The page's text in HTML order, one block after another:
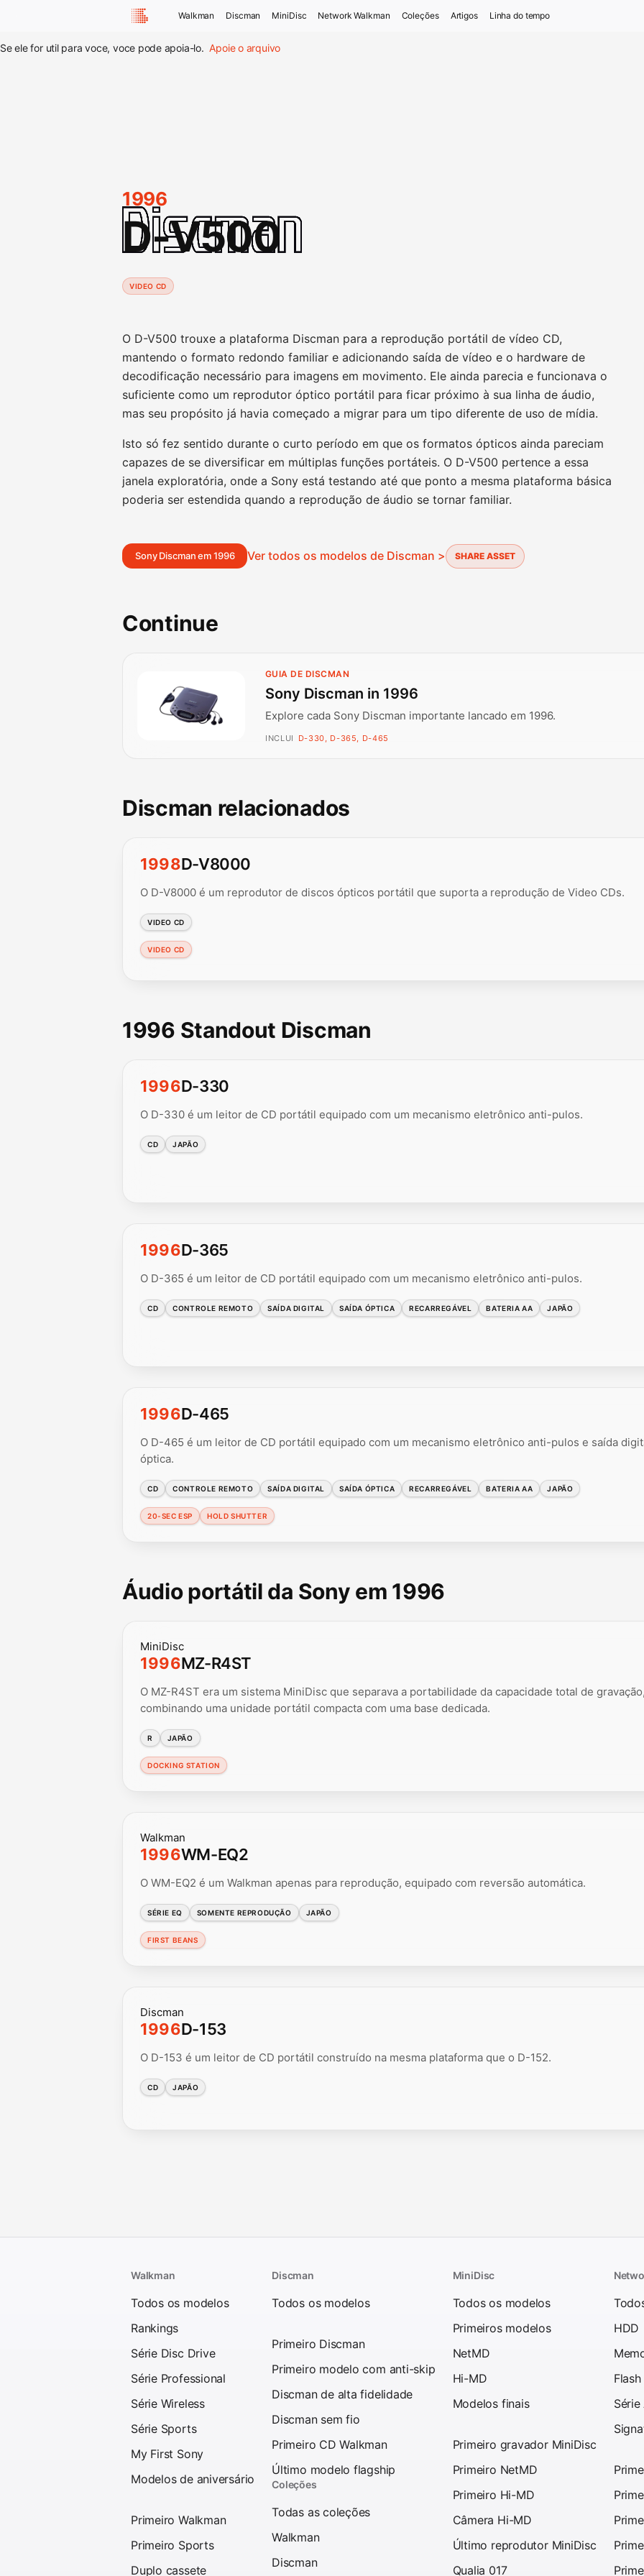
Walkman Discman MiniDisc Network Walkman Coleções Artigos Linha do tempo
Se ele for util para voce, voce pode apoia-lo. Apoie o arquivo
1996
D-V500
VIDEO CD
O D-V500 trouxe a plataforma Discman para a reprodução portátil de vídeo CD,
mantendo o formato redondo familiar e adicionando saída de vídeo e o hardware de
decodificação necessário para imagens em movimento. Ele ainda parecia e funcionava o
suficiente como um reprodutor óptico portátil para ficar próximo à sua linha de áudio,
mas seu propósito já havia começado a migrar para um tipo diferente de uso de mídia.
Isto só fez sentido durante o curto período em que os formatos ópticos ainda pareciam
capazes de se diversificar em múltiplas funções portáteis. O D-V500 pertence a essa
janela exploratória, onde a Sony está testando até que ponto a mesma plataforma básica
poderia ser estendida quando a reprodução de áudio se tornar familiar.
Sony Discman em 1996 Ver todos os modelos de Discman > SHARE ASSET
Continue
GUIA DE DISCMAN
Sony Discman in 1996
Explore cada Sony Discman importante lancado em 1996.
INCLUI D-330, D-365, D-465
Discman relacionados
1998D-V8000
O D-V8000 é um reprodutor de discos ópticos portátil que suporta a reprodução de Video CDs.
VIDEO CD
VIDEO CD
1996 Standout Discman
1996D-330
O D-330 é um leitor de CD portátil equipado com um mecanismo eletrônico anti-pulos.
CD JAPÃO
1996D-365
O D-365 é um leitor de CD portátil equipado com um mecanismo eletrônico anti-pulos.
CD CONTROLE REMOTO SAÍDA DIGITAL SAÍDA ÓPTICA RECARREGÁVEL BATERIA AA JAPÃO
1996D-465
O D-465 é um leitor de CD portátil equipado com um mecanismo eletrônico anti-pulos e saída
óptica.
CD CONTROLE REMOTO SAÍDA DIGITAL SAÍDA ÓPTICA RECARREGÁVEL BATERIA AA JAPÃO
20-SEC ESP HOLD SHUTTER
Áudio portátil da Sony em 1996
MiniDisc
1996MZ-R4ST
O MZ-R4ST era um sistema MiniDisc que separava a portabilidade da capacidade total de
combinando uma unidade portátil compacta com uma base dedicada.
R JAPÃO
DOCKING STATION
Walkman
1996WM-EQ2
O WM-EQ2 é um Walkman apenas para reprodução, equipado com reversão automática.
SÉRIE EQ SOMENTE REPRODUÇÃO JAPÃO
FIRST BEANS
Discman
1996D-153
O D-153 é um leitor de CD portátil construído na mesma plataforma que o D-152.
CD JAPÃO
Walkman
Todos os modelos
Rankings
Série Disc Drive
Série Professional
Série Wireless
Série Sports
My First Sony
Modelos de aniversário
Primeiro Walkman
Primeiro Sports
Duplo cassete
Discman
Todos os modelos
Primeiro Discman
Primeiro modelo com anti-skip
Discman de alta fidelidade
Discman sem fio
Primeiro CD Walkman
Último modelo flagship
Coleções
Todas as coleções
Walkman
Discman
MiniDisc
Todos os modelos
Primeiros modelos
NetMD
Hi-MD
Modelos finais
Primeiro gravador MiniDisc
Primeiro NetMD
Primeiro Hi-MD
Câmera Hi-MD
Último reprodutor MiniDisc
Qualia 017
HDD
Flash
Série